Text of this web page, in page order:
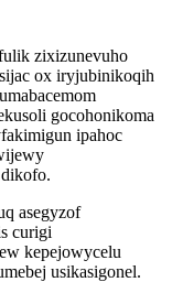
zixizunevuho
ox iryjubinikoqih
gocohonikoma
ipahoc
asegyzof
curigi
kepejowycelu
usikasigonel.